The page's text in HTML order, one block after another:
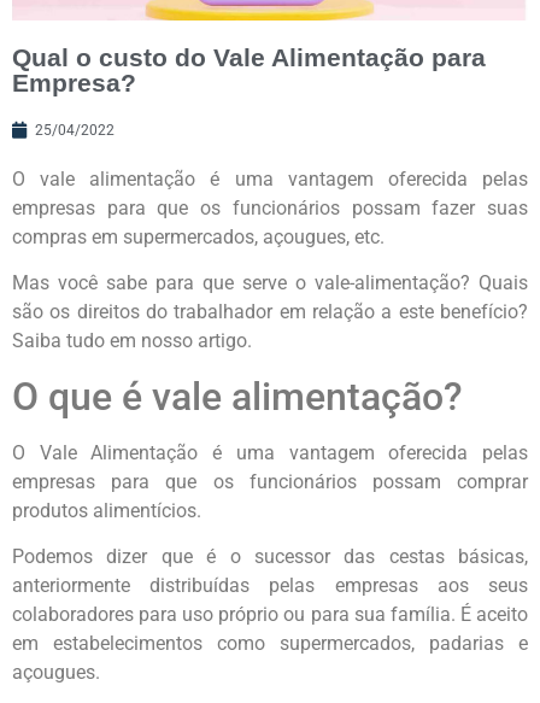
Qual o custo do Vale Alimentação para
Empresa?
25/04/2022
O vale alimentação é uma vantagem oferecida pelas
empresas para que os funcionários possam fazer suas
compras em supermercados, açougues, etc.
Mas você sabe para que serve o vale-alimentação? Quais
são os direitos do trabalhador em relação a este benefício?
Saiba tudo em nosso artigo.
O que é vale alimentação?
O Vale Alimentação é uma vantagem oferecida pelas
empresas para que os funcionários possam comprar
produtos alimentícios.
Podemos dizer que é o sucessor das cestas básicas,
anteriormente distribuídas pelas empresas aos seus
colaboradores para uso próprio ou para sua família. É aceito
em estabelecimentos como supermercados, padarias e
açougues.